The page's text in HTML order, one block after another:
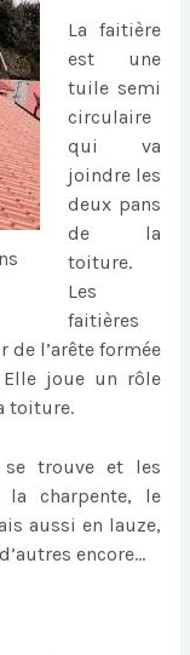
La faitière
est une
tuile semi
circulaire
qui va
joindre les
deux pans
de la
toiture.
Les
faitières
l’arête formée
joue un rôle
toiture.
trouve et les
la charpente, le
aussi en lauze,
encore…